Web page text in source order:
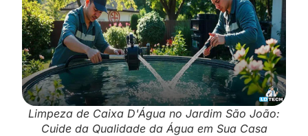
Limpeza de Caixa D'Água no Jardim São João:
Cuide da Qualidade da Água em Sua Casa